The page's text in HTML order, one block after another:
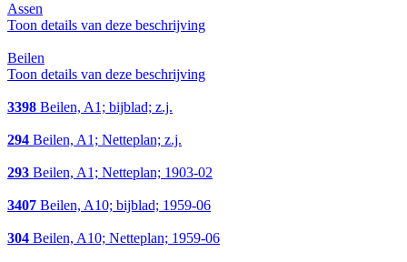
Assen
Toon details van deze beschrijving
Beilen
Toon details van deze beschrijving
3398 Beilen, A1; bijblad; z.j.
294 Beilen, A1; Netteplan; z.j.
293 Beilen, A1; Netteplan; 1903-02
3407 Beilen, A10; bijblad; 1959-06
304 Beilen, A10; Netteplan; 1959-06